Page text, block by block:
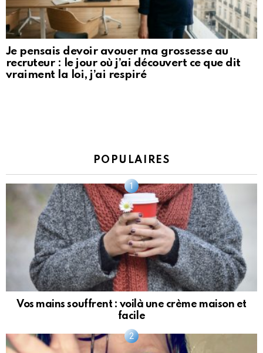
Je pensais devoir avouer ma grossesse au
recruteur : le jour où j’ai découvert ce que dit
vraiment la loi, j’ai respiré
POPULAIRES
Vos mains souffrent : voilà une crème maison et
facile